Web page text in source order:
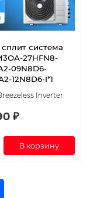
система
27HFN8-
09N8D6-
12N8D6-I*1
Inverter
₽
В корзину